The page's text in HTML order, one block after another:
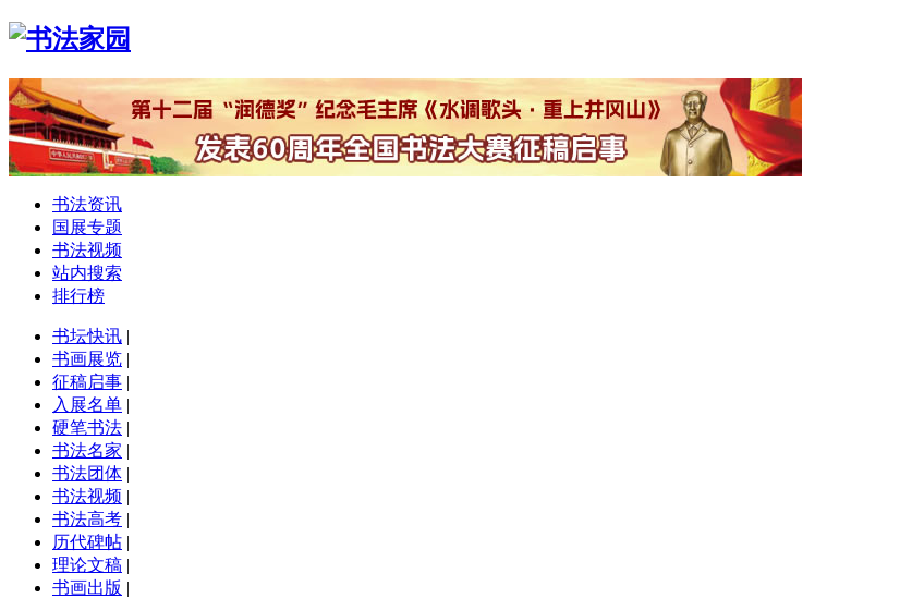
书法资讯
国展专题
书法视频
站内搜索
排行榜
书坛快讯 |
书画展览 |
征稿启事 |
入展名单 |
硬笔书法 |
书法名家 |
书法团体 |
书法视频 |
书法高考 |
历代碑帖 |
理论文稿 |
书画出版 |